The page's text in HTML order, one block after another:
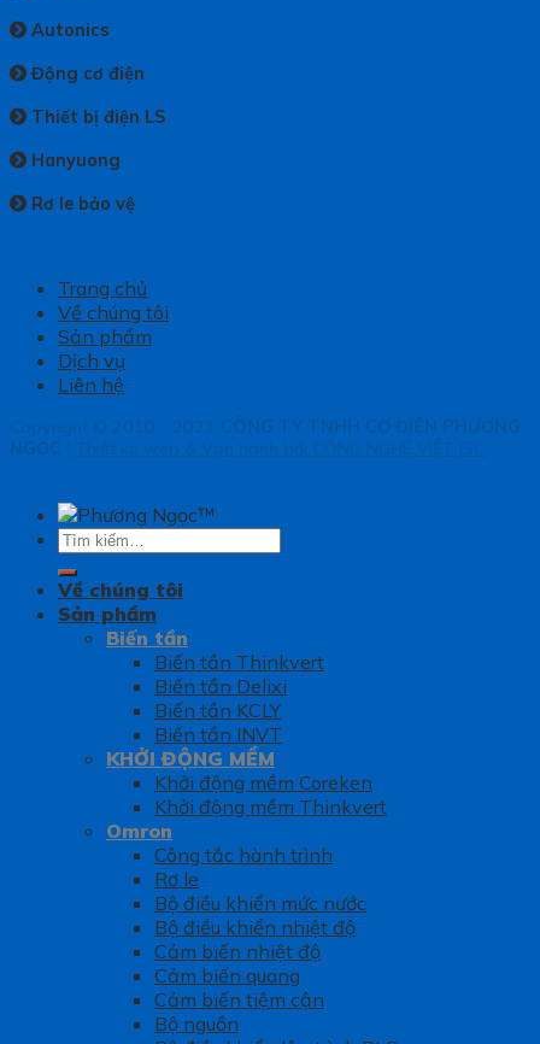
Autonics
Động cơ điện
Thiết bị điện LS
Hanyuong
Rơ le bảo vệ
Trang chủ
Về chúng tôi
Sản phẩm
Dịch vụ
Liên hệ
Copyright © 2010 - 2021 CÔNG TY TNHH CƠ ĐIỆN PHƯƠNG
NGỌC | Thiết kế web & Vận hành bởi CÔNG NGHỆ VIỆT JSC
Tìm
Về chúng tôi
Sản phẩm
Biến tần
Biến tần Thinkvert
Biến tần Delixi
Biến tần KCLY
Biến tần INVT
KHỞI ĐỘNG MỀM
Khởi động mềm Coreken
Khởi động mềm Thinkvert
Omron
Công tắc hành trình
Rơ le
Bộ điều khiển mức nước
Bộ điều khiển nhiệt độ
Cảm biến nhiệt độ
Cảm biến quang
Cảm biến tiệm cận
Bộ nguồn